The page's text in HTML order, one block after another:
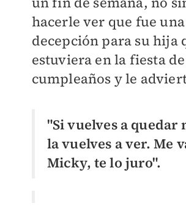
hacerle ver que fue una
decepción para su hija
estuviera en la fiesta de
cumpleaños y le
"Si vuelves a quedar
la vuelves a ver. Me
Micky, te lo juro".